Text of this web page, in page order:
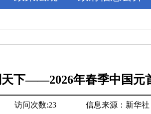
天下——2026年春季中国元
访问次数:23 信息来源： 新华社